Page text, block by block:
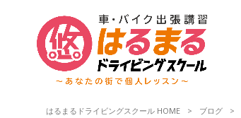
はるまるドライビングスクール HOME > ブログ >